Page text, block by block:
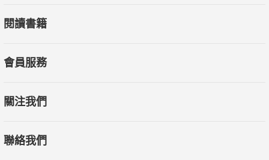
閱讀書籍
會員服務
關注我們
聯絡我們